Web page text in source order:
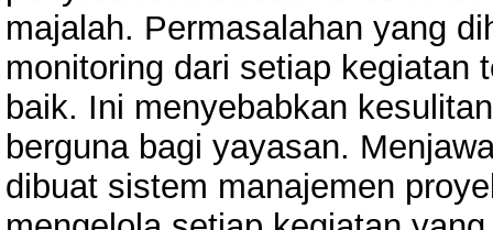
majalah. Permasalahan yang
monitoring dari setiap kegiatan
baik. Ini menyebabkan
berguna bagi yayasan.
dibuat sistem manajemen